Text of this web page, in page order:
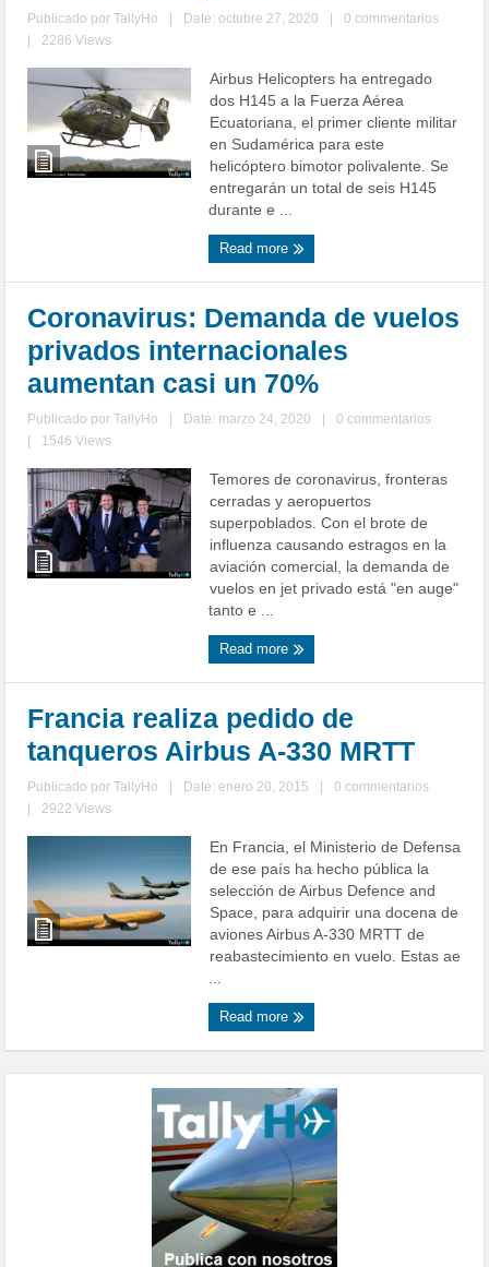
Publicado porTallyHo Date: octubre 27, 2020
0 commentarios
2286 Views
Airbus Helicopters ha entregado
dos H145 a la Fuerza Aérea
Ecuatoriana, el primer cliente militar
en Sudamérica para este
helicóptero bimotor polivalente. Se
entregarán un total de seis H145
durante e ...
Read more
Coronavirus: Demanda de vuelos
privados internacionales
aumentan casi un 70%
Publicado porTallyHo Date: marzo 24, 2020
0 commentarios
1546 Views
Temores de coronavirus, fronteras
cerradas y aeropuertos
superpoblados. Con el brote de
influenza causando estragos en la
aviación comercial, la demanda de
vuelos en jet privado está "en auge"
tanto e ...
Read more
Francia realiza pedido de
tanqueros Airbus A-330 MRTT
Publicado porTallyHo Date: enero 20, 2015
0 commentarios
2922 Views
En Francia, el Ministerio de Defensa
de ese país ha hecho pública la
selección de Airbus Defence and
Space, para adquirir una docena de
aviones Airbus A-330 MRTT de
reabastecimiento en vuelo. Estas ae
...
Read more